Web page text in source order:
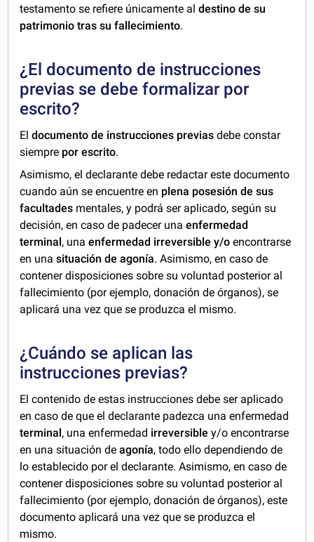
testamento se refiere únicamente aldestino de su
patrimonio tras su fallecimiento.
¿El documento de instrucciones
previas se debe formalizar por
escrito?
Eldocumento de instrucciones previas debe constar
siempre por escrito.
Asimismo, el declarante debe redactar este documento
cuando aún se encuentre en plena posesión de sus
facultades mentales, y podrá ser aplicado, según su
decisión, en caso de padecer unaenfermedad
terminal , unaenfermedad irreversible y/o encontrarse
en unasituación de agonía. Asimismo, en caso de
contener disposiciones sobre su voluntad posterior al
fallecimiento (por ejemplo, donación de órganos), se
aplicará una vez que se produzca el mismo.
¿Cuándo se aplican las
instrucciones previas?
El contenido de estas instrucciones debe ser aplicado
en caso de que el declarante padezca una enfermedad
terminal , una enfermedad irreversibley/o encontrarse
en una situación deagonía, todo ello dependiendo de
lo establecido por el declarante. Asimismo, en caso de
contener disposiciones sobre su voluntad posterior al
fallecimiento (por ejemplo, donación de órganos), este
documento aplicará una vez que se produzca el
mismo.